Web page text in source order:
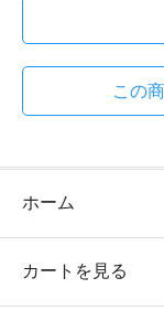
この
ホーム
カートを見る